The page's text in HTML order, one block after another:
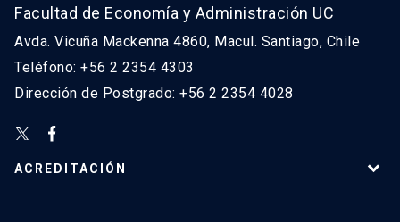
Facultad de Economía y Administración UC
Avda. Vicuña Mackenna 4860, Macul. Santiago, Chile
Teléfono: +56 2 2354 4303
Dirección de Postgrado: +56 2 2354 4028
ACREDITACIÓN